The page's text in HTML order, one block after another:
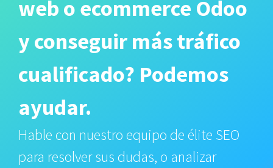
web o ecommerce Odoo
y conseguir más tráfico
cualificado? Podemos
ayudar.
Hable con nuestro equipo de élite SEO
para resolver sus dudas, o analizar